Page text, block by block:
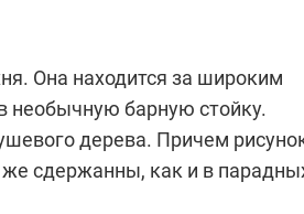
Она находится за широким
барную стойку.
дерева. Причем
же сдержанны, как и в